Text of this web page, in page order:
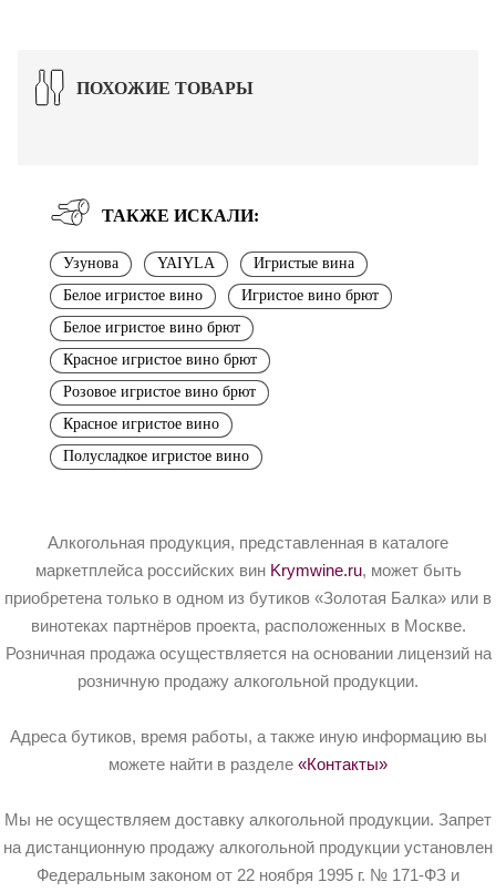
ПОХОЖИЕ ТОВАРЫ
ТАКЖЕ ИСКАЛИ:
Узунова YAIYLA
Игристые вина
Белое игристое вино
Игристое вино брют
Белое игристое вино брют
Красное игристое вино брют
Розовое игристое вино брют
Красное игристое вино
Полусладкое игристое вино
Алкогольная продукция, представленная в каталоге
маркетплейса российских вин Krymwine.ru, может быть
приобретена только в одном из бутиков «Золотая Балка» или в
винотеках партнёров проекта, расположенных в Москве.
Розничная продажа осуществляется на основании лицензий на
розничную продажу алкогольной продукции.
Адреса бутиков, время работы, а также иную информацию вы
можете найти в разделе «Контакты»
Мы не осуществляем доставку алкогольной продукции. Запрет
на дистанционную продажу алкогольной продукции установлен
Федеральным законом от 22 ноября 1995 г. № 171-ФЗ и